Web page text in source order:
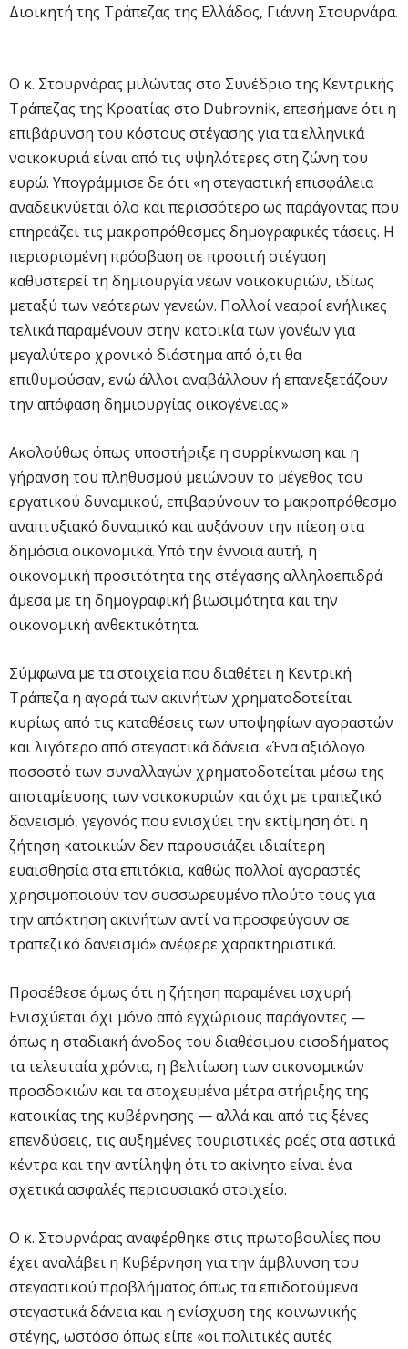
Διοικητή της Τράπεζας της Ελλάδος, Γιάννη Στουρνάρα.
Ο κ. Στουρνάρας μιλώντας στο Συνέδριο της Κεντρικής
Τράπεζας της Κροατίας στο Dubrovnik, επεσήμανε ότι η
επιβάρυνση του κόστους στέγασης για τα ελληνικά
νοικοκυριά είναι από τις υψηλότερες στη ζώνη του
ευρώ. Υπογράμμισε δε ότι «η στεγαστική επισφάλεια
αναδεικνύεται όλο και περισσότερο ως παράγοντας που
επηρεάζει τις μακροπρόθεσμες δημογραφικές τάσεις. Η
περιορισμένη πρόσβαση σε προσιτή στέγαση
καθυστερεί τη δημιουργία νέων νοικοκυριών, ιδίως
μεταξύ των νεότερων γενεών. Πολλοί νεαροί ενήλικες
τελικά παραμένουν στην κατοικία των γονέων για
μεγαλύτερο χρονικό διάστημα από ό,τι θα
επιθυμούσαν, ενώ άλλοι αναβάλλουν ή επανεξετάζουν
την απόφαση δημιουργίας οικογένειας.»
Ακολούθως όπως υποστήριξε η συρρίκνωση και η
γήρανση του πληθυσμού μειώνουν το μέγεθος του
εργατικού δυναμικού, επιβαρύνουν το μακροπρόθεσμο
αναπτυξιακό δυναμικό και αυξάνουν την πίεση στα
δημόσια οικονομικά. Υπό την έννοια αυτή, η
οικονομική προσιτότητα της στέγασης αλληλοεπιδρά
άμεσα με τη δημογραφική βιωσιμότητα και την
οικονομική ανθεκτικότητα.
Σύμφωνα με τα στοιχεία που διαθέτει η Κεντρική
Τράπεζα η αγορά των ακινήτων χρηματοδοτείται
κυρίως από τις καταθέσεις των υποψηφίων αγοραστών
και λιγότερο από στεγαστικά δάνεια. «Ένα αξιόλογο
ποσοστό των συναλλαγών χρηματοδοτείται μέσω της
αποταμίευσης των νοικοκυριών και όχι με τραπεζικό
δανεισμό, γεγονός που ενισχύει την εκτίμηση ότι η
ζήτηση κατοικιών δεν παρουσιάζει ιδιαίτερη
ευαισθησία στα επιτόκια, καθώς πολλοί αγοραστές
χρησιμοποιούν τον συσσωρευμένο πλούτο τους για
την απόκτηση ακινήτων αντί να προσφεύγουν σε
τραπεζικό δανεισμό» ανέφερε χαρακτηριστικά.
Προσέθεσε όμως ότι η ζήτηση παραμένει ισχυρή.
Ενισχύεται όχι μόνο από εγχώριους παράγοντες —
όπως η σταδιακή άνοδος του διαθέσιμου εισοδήματος
τα τελευταία χρόνια, η βελτίωση των οικονομικών
προσδοκιών και τα στοχευμένα μέτρα στήριξης της
κατοικίας της κυβέρνησης — αλλά και από τις ξένες
επενδύσεις, τις αυξημένες τουριστικές ροές στα αστικά
κέντρα και την αντίληψη ότι το ακίνητο είναι ένα
σχετικά ασφαλές περιουσιακό στοιχείο.
Ο κ. Στουρνάρας αναφέρθηκε στις πρωτοβουλίες που
έχει αναλάβει η Κυβέρνηση για την άμβλυνση του
στεγαστικού προβλήματος όπως τα επιδοτούμενα
στεγαστικά δάνεια και η ενίσχυση της κοινωνικής
στέγης, ωστόσο όπως είπε «οι πολιτικές αυτές